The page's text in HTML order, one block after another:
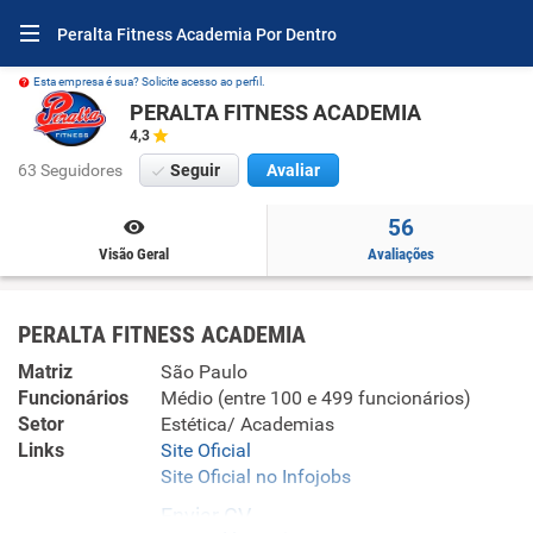
Peralta Fitness Academia Por Dentro
Esta empresa é sua? Solicite acesso ao perfil.
PERALTA FITNESS ACADEMIA
4,3
63 Seguidores Seguir Avaliar
Visão Geral
56
Avaliações
PERALTA FITNESS ACADEMIA
Matriz
São Paulo
Funcionários
Médio (entre 100 e 499 funcionários)
Setor
Estética/ Academias
Links
Site Oficial
Site Oficial no Infojobs
Enviar CV